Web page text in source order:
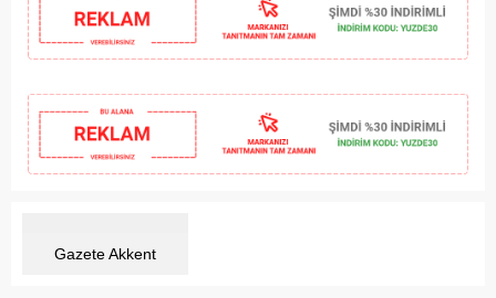
Gazete Akkent